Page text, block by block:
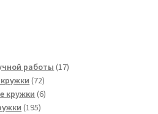
работы 1717
7272
товара
кружки 66
195195